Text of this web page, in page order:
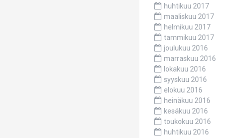
huhtikuu 2017
maaliskuu 2017
helmikuu 2017
tammikuu 2017
joulukuu 2016
marraskuu 2016
lokakuu 2016
syyskuu 2016
elokuu 2016
heinäkuu 2016
kesäkuu 2016
toukokuu 2016
huhtikuu 2016